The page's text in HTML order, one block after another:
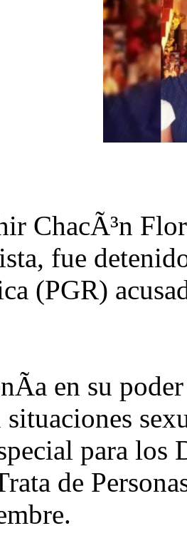
ChacÃ³n
fue
(PGR)
en su
situaciones
para los
de